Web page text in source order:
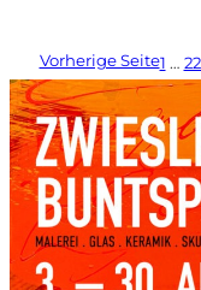
Vorherige Seite1 …